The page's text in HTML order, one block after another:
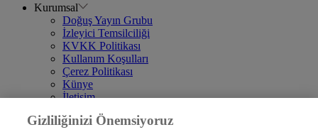
Kurumsal
Doğuş Yayın Grubu
İzleyici Temsilciliği
KVKK Politikası
Kullanım Koşulları
Çerez Politikası
Künye
İletişim
DYG Televizyonlar
Gizliliğinizi Önemsiyoruz